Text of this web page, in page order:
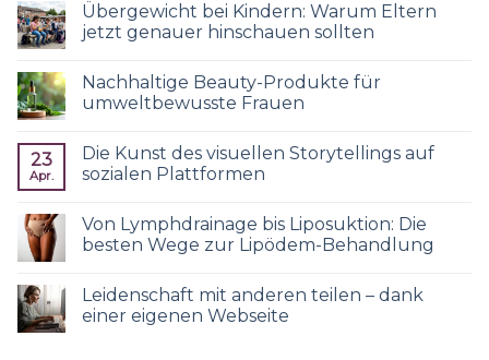
Übergewicht bei Kindern: Warum Eltern
jetzt genauer hinschauen sollten
Nachhaltige Beauty-Produkte für
umweltbewusste Frauen
23
Apr.
Die Kunst des visuellen Storytellings auf
sozialen Plattformen
Von Lymphdrainage bis Liposuktion: Die
besten Wege zur Lipödem-Behandlung
Leidenschaft mit anderen teilen – dank
einer eigenen Webseite